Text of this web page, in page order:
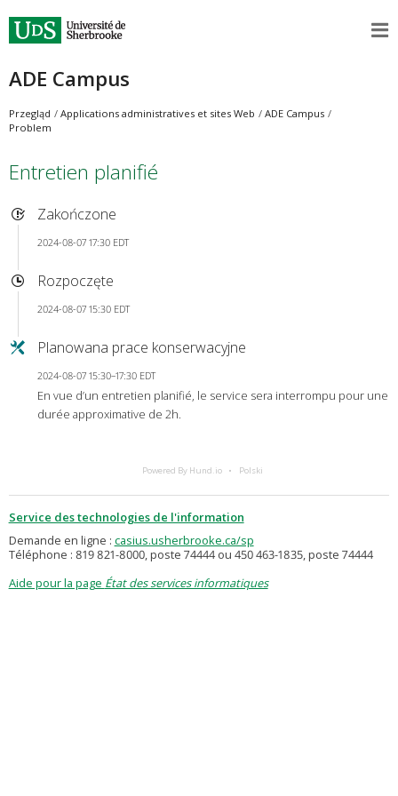
ADE Campus
Przegląd Applications administratives et sites Web
ADE Campus
Problem
Entretien planifié
Zakończone
2024-08-07 17:30 EDT
Rozpoczęte
2024-08-07 15:30 EDT
Planowana prace konserwacyjne
2024-08-07 15:30–17:30 EDT
En vue d’un entretien planifié, le service sera interrompu pour une
durée approximative de 2h.
Powered By Hund.io Polski
Service des technologies de l'information
Demande en ligne : casius.usherbrooke.ca/sp
Téléphone : 819 821-8000, poste 74444 ou 450 463-1835, poste 74444
Aide pour la page État des services informatiques